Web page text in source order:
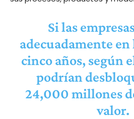
Si las
adecuadamente
cinco años, según
podrían
24,000 millones
valor.